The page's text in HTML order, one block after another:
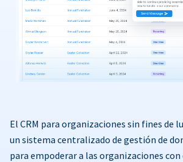
El CRM para organizaciones sin fines de
un sistema centralizado de gestión de
para empoderar a las organizaciones con